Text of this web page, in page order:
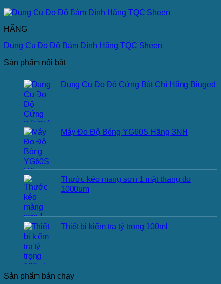
HÃNG
Dụng Cụ Đo Độ Bám Dính Hãng TQC Sheen
Sản phẩm nổi bật
Dụng Cụ Đo Độ Cứng Bút Chì Hãng Biuged
Máy Đo Độ Bóng YG60S Hãng 3NH
Thước kéo màng sơn 1 mặt thang đo
1000um
Thiết bị kiểm tra tỷ trọng 100ml
Sản phẩm bán chạy